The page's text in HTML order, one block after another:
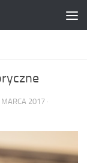
MARCA 2017 ·